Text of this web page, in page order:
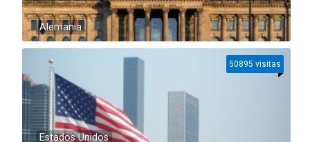
Alemania
Estados Unidos
50895 visitas